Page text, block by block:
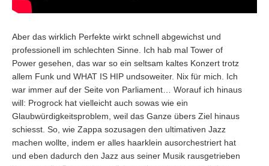
Aber das wirklich Perfekte wirkt schnell abgewichst und
professionell im schlechten Sinne. Ich hab mal Tower of
Power gesehen, das war so ein seltsam kaltes Konzert trotz
allem Funk und WHAT IS HIP undsoweiter. Nix für mich. Ich
war immer auf der Seite von Parliament… Worauf ich hinaus
will: Progrock hat vielleicht auch sowas wie ein
Glaubwürdigkeitsproblem, weil das Ganze übers Ziel hinaus
schiesst. So, wie Zappa sozusagen den ultimativen Jazz
machen wollte, indem er alles haarklein ausorchestriert hat
und eben dadurch den Jazz aus seiner Musik rausgetrieben